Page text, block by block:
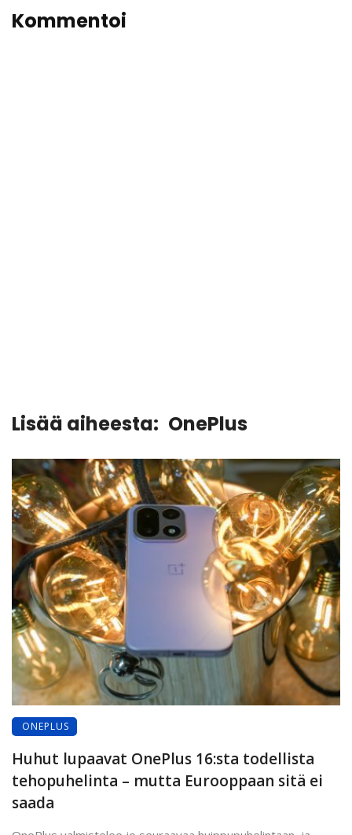
Kommentoi
Lisää aiheesta: OnePlus
ONEPLUS
Huhut lupaavat OnePlus 16:sta todellista
tehopuhelinta – mutta Eurooppaan sitä ei
saada